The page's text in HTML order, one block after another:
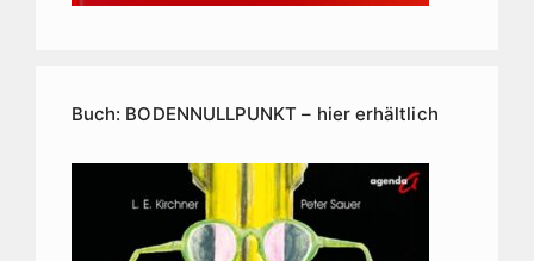
Buch: BODENNULLPUNKT – hier erhältlich